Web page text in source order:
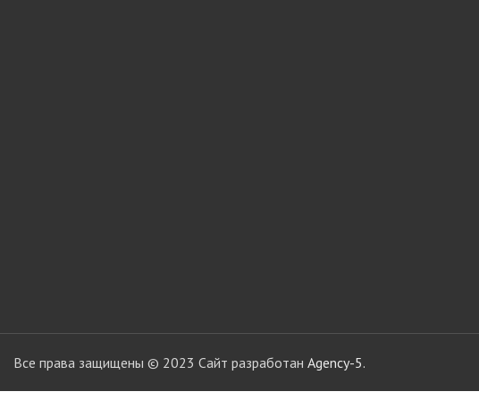
Все права защищены © 2023 Сайт разработан Agency-5.